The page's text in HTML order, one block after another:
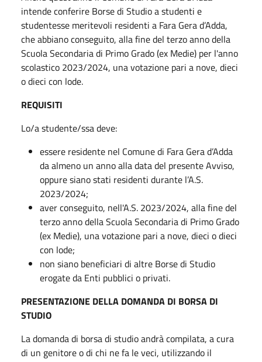
intende conferire Borse di Studio a studenti e
studentesse meritevoli residenti a Fara Gera d’Adda,
che abbiano conseguito, alla fine del terzo anno della
Scuola Secondaria di Primo Grado (ex Medie) per l'anno
scolastico 2023/2024, una votazione pari a nove, dieci
o dieci con lode.
REQUISITI
Lo/a studente/ssa deve:
essere residente nel Comune di Fara Gera d’Adda
da almeno un anno alla data del presente Avviso,
oppure siano stati residenti durante l’A.S.
2023/2024;
aver conseguito, nell'A.S. 2023/2024, alla fine del
terzo anno della Scuola Secondaria di Primo Grado
(ex Medie), una votazione pari a nove, dieci o dieci
con lode;
non siano beneficiari di altre Borse di Studio
erogate da Enti pubblici o privati.
PRESENTAZIONE DELLA DOMANDA DI BORSA DI
STUDIO
La domanda di borsa di studio andrà compilata, a cura
di un genitore o di chi ne fa le veci, utilizzando il